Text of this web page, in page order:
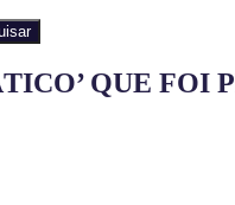
QUE FOI